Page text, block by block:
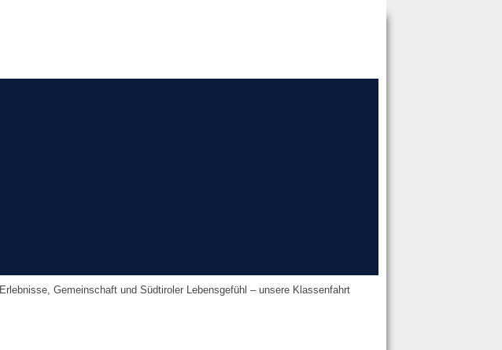
Erlebnisse, Gemeinschaft und Südtiroler Lebensgefühl – unsere Klassenfahrt